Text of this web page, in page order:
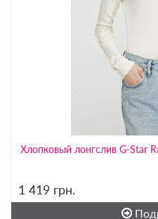
Хлопковый лонгслив G-Star
1 419 грн.